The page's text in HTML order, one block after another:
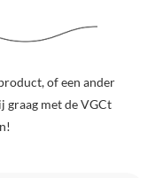
of een ander
graag met de VGCt